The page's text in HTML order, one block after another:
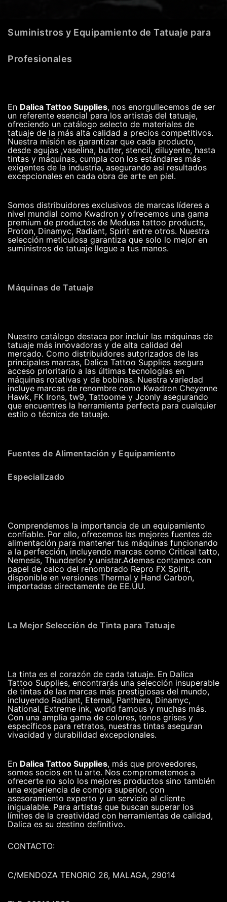
Suministros y Equipamiento de Tatuaje para
Profesionales
En Dalica Tattoo Supplies, nos enorgullecemos de ser
un referente esencial para los artistas del tatuaje,
ofreciendo un catálogo selecto de materiales de
tatuaje de la más alta calidad a precios competitivos.
Nuestra misión es garantizar que cada producto,
desde agujas ,vaselina, butter, stencil, diluyente, hasta
tintas y máquinas, cumpla con los estándares más
exigentes de la industria, asegurando así resultados
excepcionales en cada obra de arte en piel.
Somos distribuidores exclusivos de marcas líderes a
nivel mundial como Kwadron y ofrecemos una gama
premium de productos de Medusa tattoo products,
Proton, Dinamyc, Radiant, Spirit entre otros. Nuestra
selección meticulosa garantiza que solo lo mejor en
suministros de tatuaje llegue a tus manos.
Máquinas de Tatuaje
Nuestro catálogo destaca por incluir las máquinas de
tatuaje más innovadoras y de alta calidad del
mercado. Como distribuidores autorizados de las
principales marcas, Dalica Tattoo Supplies asegura
acceso prioritario a las últimas tecnologías en
máquinas rotativas y de bobinas. Nuestra variedad
incluye marcas de renombre como Kwadron Cheyenne
Hawk, FK Irons, tw9, Tattoome y Jconly asegurando
que encuentres la herramienta perfecta para cualquier
estilo o técnica de tatuaje.
Fuentes de Alimentación y Equipamiento
Especializado
Comprendemos la importancia de un equipamiento
confiable. Por ello, ofrecemos las mejores fuentes de
alimentación para mantener tus máquinas funcionando
a la perfección, incluyendo marcas como Critical tatto,
Nemesis, Thunderlor y unistar.Ademas contamos con
papel de calco del renombrado Repro FX Spirit,
disponible en versiones Thermal y Hand Carbon,
importadas directamente de EE.UU.
La Mejor Selección de Tinta para Tatuaje
La tinta es el corazón de cada tatuaje. En Dalica
Tattoo Supplies, encontrarás una selección insuperable
de tintas de las marcas más prestigiosas del mundo,
incluyendo Radiant, Eternal, Panthera, Dinamyc,
National, Extreme ink, world famous y muchas más.
Con una amplia gama de colores, tonos grises y
específicos para retratos, nuestras tintas aseguran
vivacidad y durabilidad excepcionales.
En Dalica Tattoo Supplies, más que proveedores,
somos socios en tu arte. Nos comprometemos a
ofrecerte no solo los mejores productos sino también
una experiencia de compra superior, con
asesoramiento experto y un servicio al cliente
inigualable. Para artistas que buscan superar los
límites de la creatividad con herramientas de calidad,
Dalica es su destino definitivo.
CONTACTO:
C/MENDOZA TENORIO 26, MALAGA, 29014